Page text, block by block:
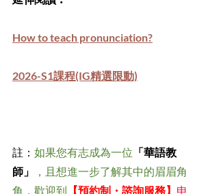
How to teach pronunciation?
2026-S1課程(IG精選限動)
註： 如果您有志成為一位 「華語教
師」
，且想進一步了解其中的眉眉角
角，歡迎到 【預約制・諮詢服務】 申